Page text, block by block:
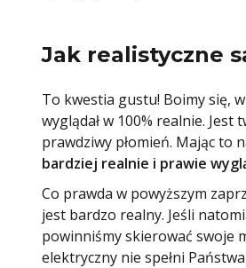
Jak realistyczne
To kwestia gustu! Boimy się,
wyglądał w 100% realnie.
prawdziwy płomień. Mając to
bardziej realnie i prawie
Co prawda w powyższym
jest bardzo realny. Jeśli
powinniśmy skierować swoje
elektryczny nie spełni